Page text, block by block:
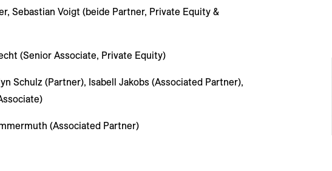
Sebastian Voigt (beide Partner, Private Equity &
(Senior Associate, Private Equity)
Schulz (Partner), Isabell Jakobs (Associated Partner),
(Associated Partner)